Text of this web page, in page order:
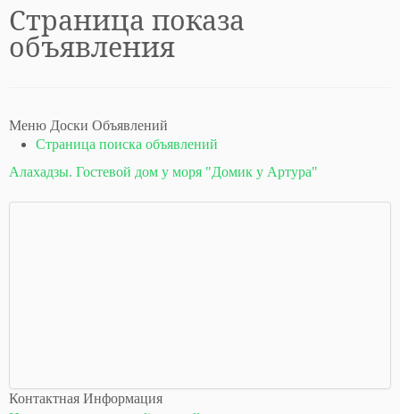
Страница показа
объявления
Меню Доски Объявлений
Страница поиска объявлений
Алахадзы. Гостевой дом у моря "Домик у Артура"
Контактная Информация